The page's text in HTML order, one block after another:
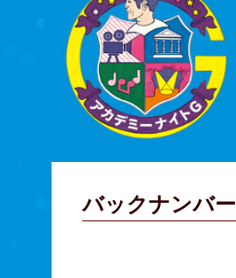
バックナンバー